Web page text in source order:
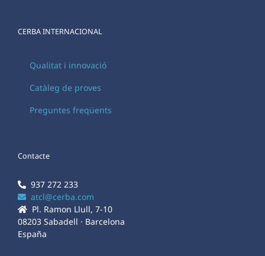
CERBA INTERNACIONAL
Qualitat i innovació
Catàleg de proves
Preguntes freqüents
Contacte
937 272 233
atcl@cerba.com
Pl. Ramon Llull, 7-10
08203 Sabadell · Barcelona
España